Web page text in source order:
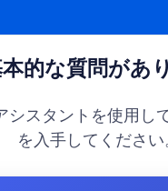
的な質問があ
シスタントを使用し
を入手してください